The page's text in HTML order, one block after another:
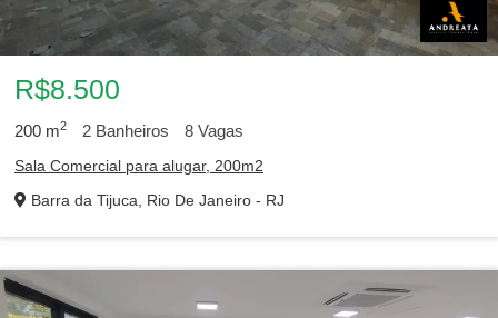
R$8.500
200 m2 2 Banheiros 8 Vagas
Sala Comercial para alugar, 200m2
Barra da Tijuca, Rio De Janeiro - RJ